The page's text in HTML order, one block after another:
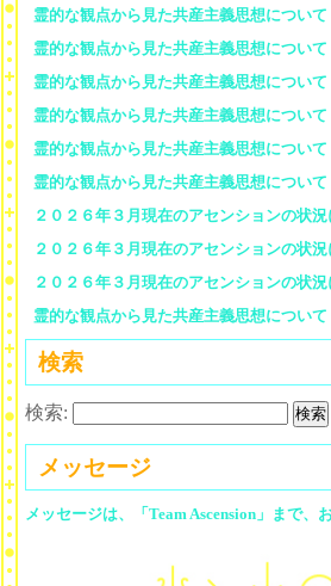
霊的な観点から見た共産主義思想につい
霊的な観点から見た共産主義思想につい
霊的な観点から見た共産主義思想につい
霊的な観点から見た共産主義思想につい
霊的な観点から見た共産主義思想につい
霊的な観点から見た共産主義思想につい
２０２６年３月現在のアセンションの状
２０２６年３月現在のアセンションの状
２０２６年３月現在のアセンションの状
霊的な観点から見た共産主義思想につい
検索
検索:
メッセージ
メッセージは、「Team Ascension」まで、